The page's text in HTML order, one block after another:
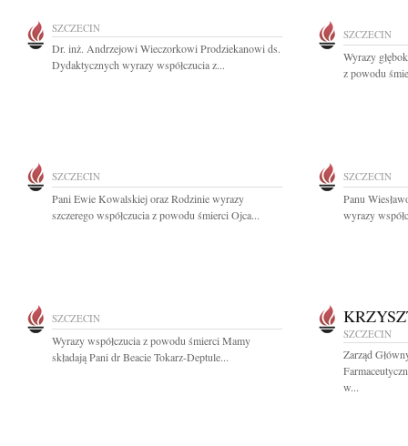
SZCZECIN
Dr. inż. Andrzejowi Wieczorkowi Prodziekanowi ds.
Dydaktycznych wyrazy współczucia z...
SZCZECIN
Wyrazy
z powodu
SZCZECIN
Pani Ewie Kowalskiej oraz Rodzinie wyrazy
szczerego współczucia z powodu śmierci Ojca...
SZCZECIN
Panu
wyrazy
SZCZECIN
Wyrazy współczucia z powodu śmierci Mamy
składają Pani dr Beacie Tokarz-Deptule...
SZCZECIN
Zarząd
w...